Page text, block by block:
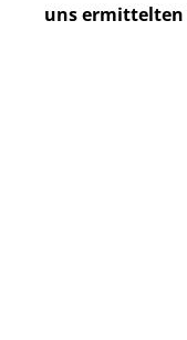
uns ermittelten